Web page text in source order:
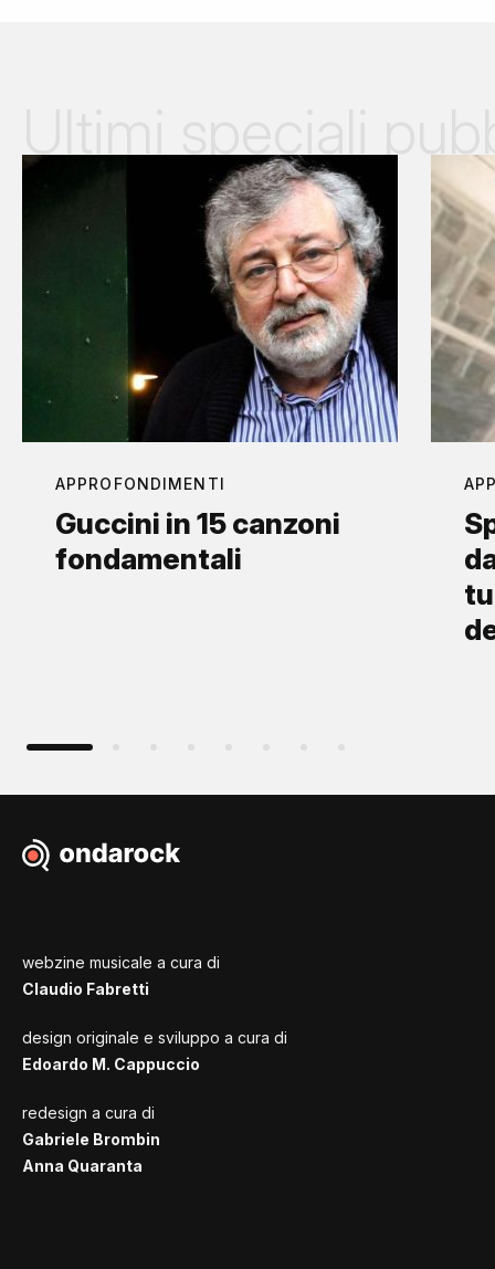
APPROFONDIMENTI
Guccini in 15 canzoni
fondamentali
webzine musicale a cura di
Claudio Fabretti
design originale e sviluppo a cura di
Edoardo M. Cappuccio
redesign a cura di
Gabriele Brombin
Anna Quaranta